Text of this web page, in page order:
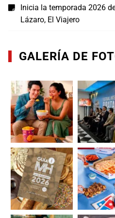
Inicia la temporada 2026
Lázaro, El Viajero
GALERÍA DE